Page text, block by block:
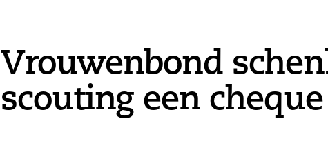
Vrouwenbond
scouting een cheque